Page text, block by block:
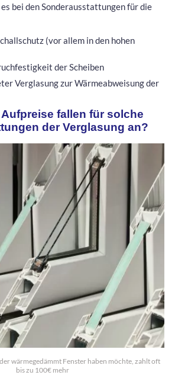
bei den Sonderausstattungen für die
(vor allem in den hohen
der Scheiben
Verglasung zur Wärmeabweisung der
fallen für solche
der Verglasung an?
wärmegedämmt Fenster haben möchte, zahlt oft
bis zu 100€ mehr